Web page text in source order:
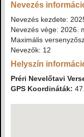
Nevezés
Nevezés kezdete:
Nevezés vége: 2026.
Maximális
Nevezők: 12
Helyszín
Préri Nevelőtavi
GPS Koordináták: